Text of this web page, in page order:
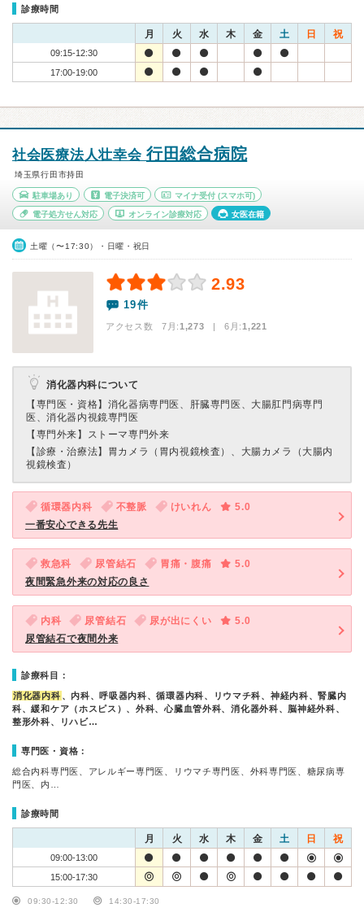
診療時間
月 火 水 木 金 土 日 祝
09:15-12:30
17:00-19:00
社会医療法人壮幸会 行田総合病院
埼玉県行田市持田
駐車場あり 電子決済可 マイナ受付 (スマホ可)
電子処方せん対応 オンライン診療対応 女医在籍
土曜（〜17:30）・日曜・祝日
2.93
19件
アクセス数 7月:1,273 | 6月:1,221
消化器内科について
【専門医・資格】 消化器病専門医、肝臓専門医、大腸肛門病専門
医、消化器内視鏡専門医
【専門外来】 ストーマ専門外来
【診療・治療法】 胃カメラ（胃内視鏡検査）、大腸カメラ（大腸内
視鏡検査）
循環器内科 不整脈 けいれん
5.0
一番安心できる先生
救急科 尿管結石 胃痛・腹痛
5.0
夜間緊急外来の対応の良さ
内科 尿管結石 尿が出にくい
5.0
尿管結石で夜間外来
診療科目：
消化器内科 、内科、呼吸器内科、循環器内科、リウマチ科、神経内科、腎臓内
科、緩和ケア（ホスピス）、外科、心臓血管外科、消化器外科、脳神経外科、
整形外科、リハビ…
専門医・資格：
総合内科専門医、アレルギー専門医、リウマチ専門医、外科専門医、糖尿病専
門医、内…
診療時間
月 火 水 木 金 土 日 祝
09:00-13:00
15:00-17:30
09:30-12:30 14:30-17:30